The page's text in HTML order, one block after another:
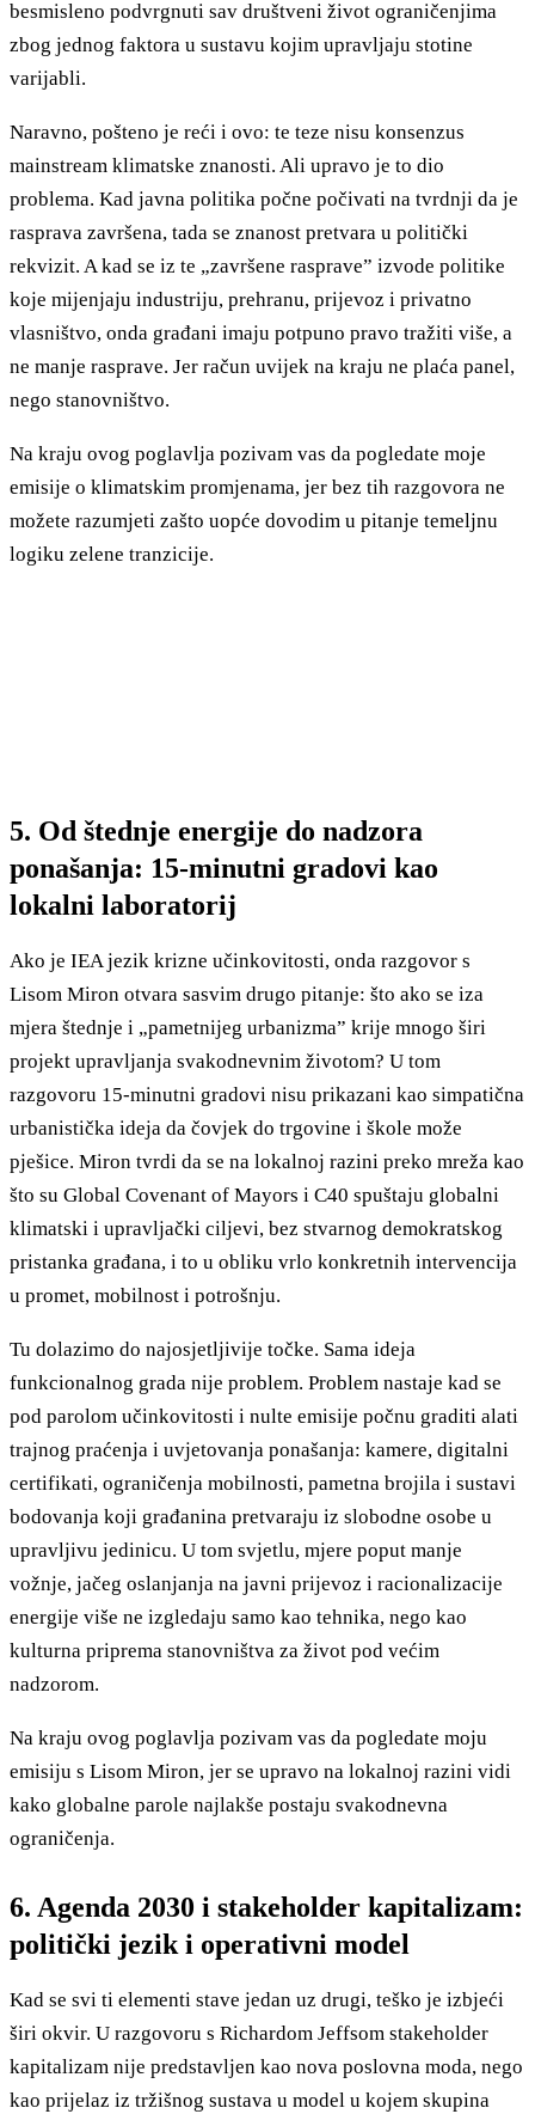
besmisleno podvrgnuti sav društveni život ograničenjima
zbog jednog faktora u sustavu kojim upravljaju stotine
varijabli.
Naravno, pošteno je reći i ovo: te teze nisu konsenzus
mainstream klimatske znanosti. Ali upravo je to dio
problema. Kad javna politika počne počivati na tvrdnji da je
rasprava završena, tada se znanost pretvara u politički
rekvizit. A kad se iz te „završene rasprave” izvode politike
koje mijenjaju industriju, prehranu, prijevoz i privatno
vlasništvo, onda građani imaju potpuno pravo tražiti više, a
ne manje rasprave. Jer račun uvijek na kraju ne plaća panel,
nego stanovništvo.
Na kraju ovog poglavlja pozivam vas da pogledate moje
emisije o klimatskim promjenama, jer bez tih razgovora ne
možete razumjeti zašto uopće dovodim u pitanje temeljnu
logiku zelene tranzicije.
5. Od štednje energije do nadzora
ponašanja: 15-minutni gradovi kao
lokalni laboratorij
Ako je IEA jezik krizne učinkovitosti, onda razgovor s
Lisom Miron otvara sasvim drugo pitanje: što ako se iza
mjera štednje i „pametnijeg urbanizma” krije mnogo širi
projekt upravljanja svakodnevnim životom? U tom
razgovoru 15-minutni gradovi nisu prikazani kao simpatična
urbanistička ideja da čovjek do trgovine i škole može
pješice. Miron tvrdi da se na lokalnoj razini preko mreža kao
što su Global Covenant of Mayors i C40 spuštaju globalni
klimatski i upravljački ciljevi, bez stvarnog demokratskog
pristanka građana, i to u obliku vrlo konkretnih intervencija
u promet, mobilnost i potrošnju.
Tu dolazimo do najosjetljivije točke. Sama ideja
funkcionalnog grada nije problem. Problem nastaje kad se
pod parolom učinkovitosti i nulte emisije počnu graditi alati
trajnog praćenja i uvjetovanja ponašanja: kamere, digitalni
certifikati, ograničenja mobilnosti, pametna brojila i sustavi
bodovanja koji građanina pretvaraju iz slobodne osobe u
upravljivu jedinicu. U tom svjetlu, mjere poput manje
vožnje, jačeg oslanjanja na javni prijevoz i racionalizacije
energije više ne izgledaju samo kao tehnika, nego kao
kulturna priprema stanovništva za život pod većim
nadzorom.
Na kraju ovog poglavlja pozivam vas da pogledate moju
emisiju s Lisom Miron, jer se upravo na lokalnoj razini vidi
kako globalne parole najlakše postaju svakodnevna
ograničenja.
6. Agenda 2030 i stakeholder kapitalizam:
politički jezik i operativni model
Kad se svi ti elementi stave jedan uz drugi, teško je izbjeći
širi okvir. U razgovoru s Richardom Jeffsom stakeholder
kapitalizam nije predstavljen kao nova poslovna moda, nego
kao prijelaz iz tržišnog sustava u model u kojem skupina